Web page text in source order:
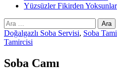
Yüzsüzler Fikirden Yoksunlar
Arama:
Doğalgazlı Soba Servisi, Soba
Tamircisi
Soba Camı